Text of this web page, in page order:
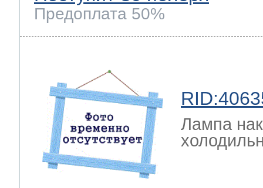
Предоплата 50%
Лампа